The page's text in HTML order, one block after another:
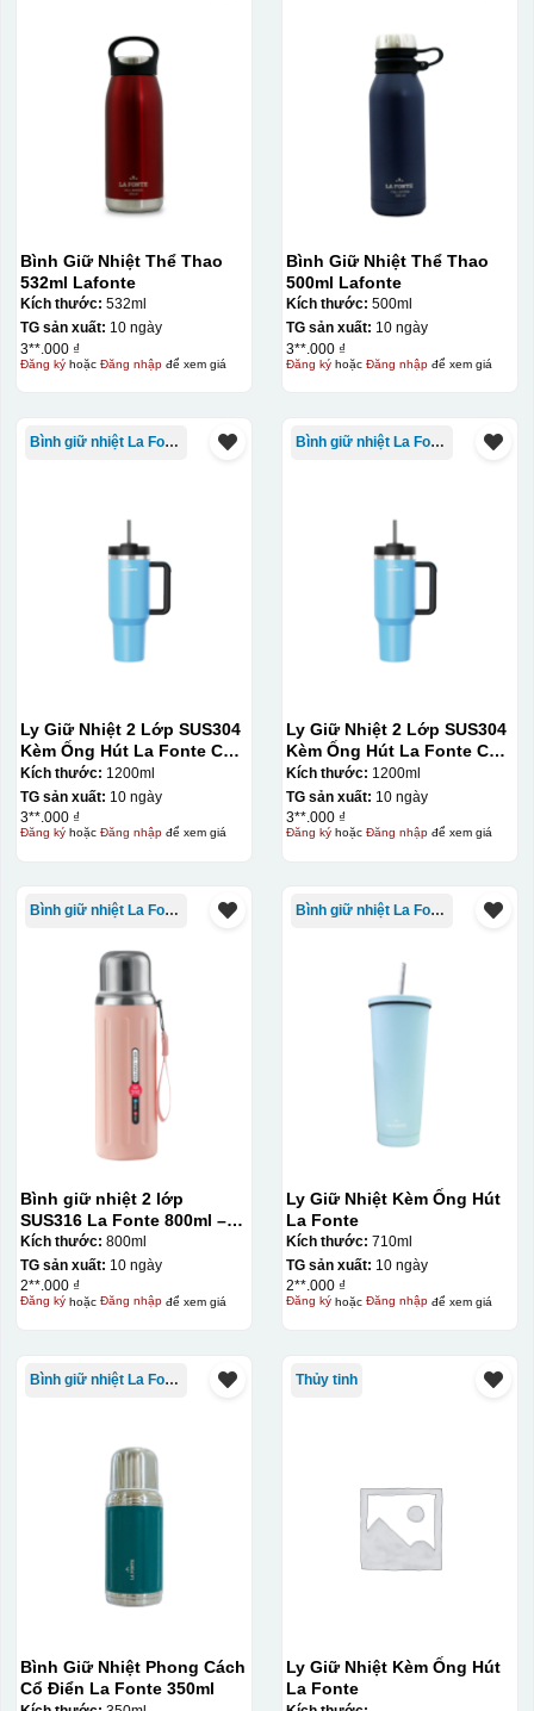
Bình Giữ Nhiệt Thể Thao
532ml Lafonte
Kích thước: 532ml
TG sản xuất: 10 ngày
3**.000 ₫
Đăng kýhoặc Đăng nhậpđể xem giá
Bình Giữ Nhiệt Thể Thao
500ml Lafonte
Kích thước: 500ml
TG sản xuất: 10 ngày
3**.000 ₫
Đăng kýhoặc Đăng nhậpđể xem giá
Bình giữ nhiệt La Fonte
Ly Giữ Nhiệt 2 Lớp SUS304
Kèm Ống Hút La Fonte Có
Tay Cầm 1200ml
Kích thước: 1200ml
TG sản xuất: 10 ngày
3**.000 ₫
Đăng kýhoặc Đăng nhậpđể xem giá
Bình giữ nhiệt La Fonte
Ly Giữ Nhiệt 2 Lớp SUS304
Kèm Ống Hút La Fonte Có
Tay Cầm 1200ml
Kích thước: 1200ml
TG sản xuất: 10 ngày
3**.000 ₫
Đăng kýhoặc Đăng nhậpđể xem giá
Bình giữ nhiệt La Fonte
Bình giữ nhiệt 2 lớp
SUS316 La Fonte 800ml –
012720
Kích thước: 800ml
TG sản xuất: 10 ngày
2**.000 ₫
Đăng kýhoặc Đăng nhậpđể xem giá
Bình giữ nhiệt La Fonte
Ly Giữ Nhiệt Kèm Ống Hút
La Fonte
Kích thước: 710ml
TG sản xuất: 10 ngày
2**.000 ₫
Đăng kýhoặc Đăng nhậpđể xem giá
Bình giữ nhiệt La Fonte
Bình Giữ Nhiệt Phong Cách
Cổ Điển La Fonte 350ml
Thủy tinh
Ly Giữ Nhiệt Kèm Ống Hút
La Fonte